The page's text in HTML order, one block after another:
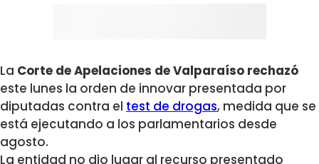
La Corte de Apelaciones de Valparaíso rechazó
este lunes la orden de innovar presentada por
diputadas contra el test de drogas, medida que se
está ejecutando a los parlamentarios desde
agosto.
La entidad no dio lugar al recurso presentado